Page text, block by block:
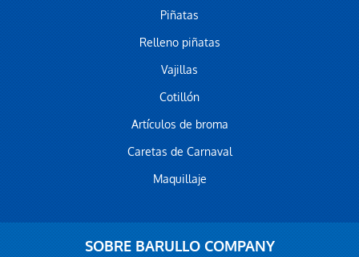
Piñatas
Relleno piñatas
Vajillas
Cotillón
Artículos de broma
Caretas de Carnaval
Maquillaje
SOBRE BARULLO COMPANY